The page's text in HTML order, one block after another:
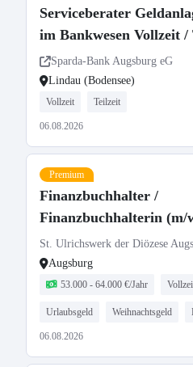
Serviceberater
im Bankwesen Vollzeit /
Sparda-Bank Augsburg eG
Lindau (Bodensee)
Vollzeit Teilzeit
06.08.2026
Premium
Finanzbuchhalter /
Finanzbuchhalterin (m/
St. Ulrichswerk der Diözese
Augsburg
53.000 - 64.000 €/Jahr
Urlaubsgeld Weihnachtsgeld
06.08.2026